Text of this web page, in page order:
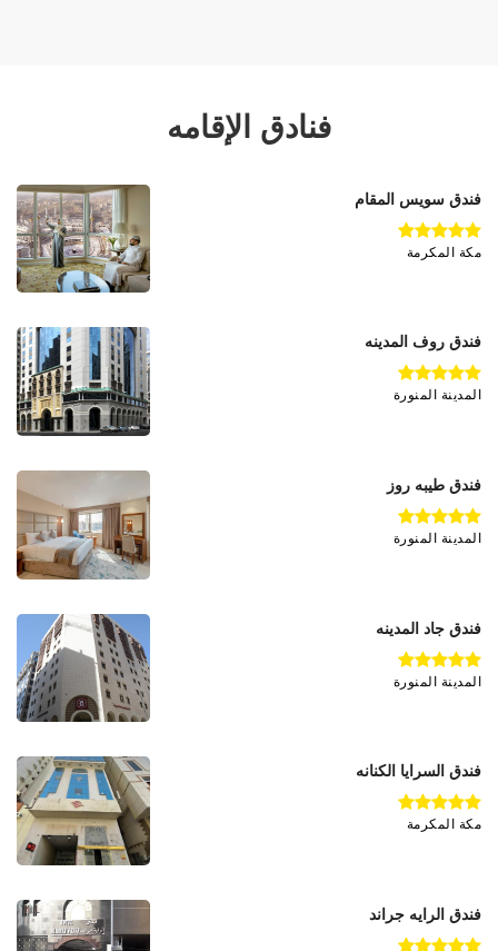
فنادق الإقامه
فندق سويس المقام
مكة المكرمة
فندق روف المدينه
المدينة المنورة
فندق طيبه روز
المدينة المنورة
فندق جاد المدينه
المدينة المنورة
فندق السرايا الكنانه
مكة المكرمة
فندق الرايه جراند